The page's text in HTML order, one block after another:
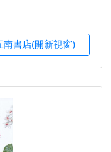
南書店(開新視窗)